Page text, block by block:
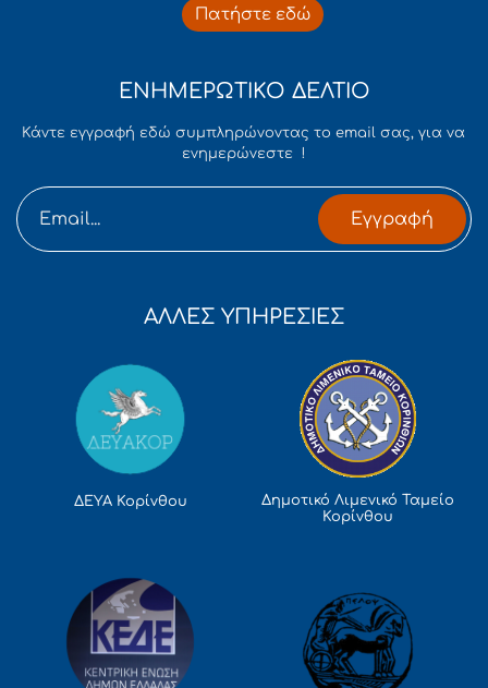
Πατήστε εδώ
ΕΝΗΜΕΡΩΤΙΚΟ ΔΕΛΤΙΟ
Κάντε εγγραφή εδώ συμπληρώνοντας το email σας, για να
ενημερώνεστε !
Εγγραφή
ΑΛΛΕΣ ΥΠΗΡΕΣΙΕΣ
ΔΕΥΑ Κορίνθου
Δημοτικό Λιμενικό Ταμείο
Κορίνθου